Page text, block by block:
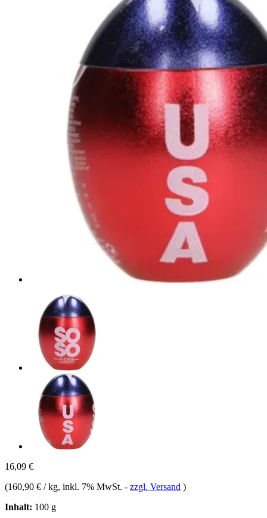
16,09 €
(160,90 € / kg, inkl. 7% MwSt. - zzgl. Versand )
Inhalt: 100 g